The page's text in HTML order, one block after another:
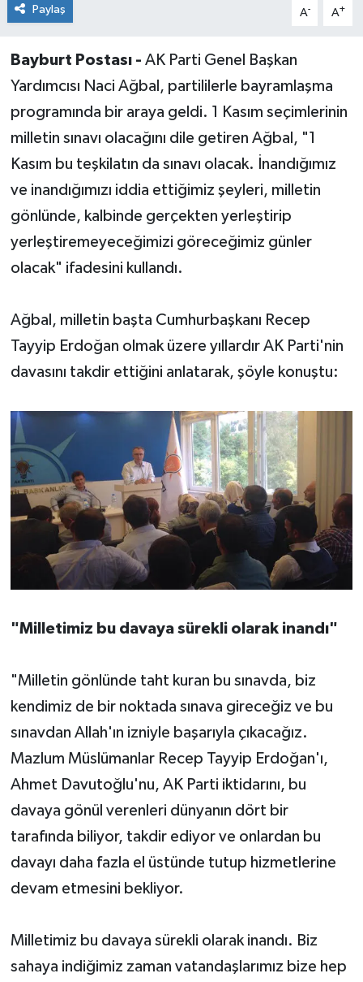
Paylaş A- A+
Bayburt Postası - AK Parti Genel Başkan
Yardımcısı Naci Ağbal, partililerle bayramlaşma
programında bir araya geldi. 1 Kasım seçimlerinin
milletin sınavı olacağını dile getiren Ağbal, "1
Kasım bu teşkilatın da sınavı olacak. İnandığımız
ve inandığımızı iddia ettiğimiz şeyleri, milletin
gönlünde, kalbinde gerçekten yerleştirip
yerleştiremeyeceğimizi göreceğimiz günler
olacak" ifadesini kullandı.
Ağbal, milletin başta Cumhurbaşkanı Recep
Tayyip Erdoğan olmak üzere yıllardır AK Parti'nin
davasını takdir ettiğini anlatarak, şöyle konuştu:
"Milletimiz bu davaya sürekli olarak inandı"
"Milletin gönlünde taht kuran bu sınavda, biz
kendimiz de bir noktada sınava gireceğiz ve bu
sınavdan Allah'ın izniyle başarıyla çıkacağız.
Mazlum Müslümanlar Recep Tayyip Erdoğan'ı,
Ahmet Davutoğlu'nu, AK Parti iktidarını, bu
davaya gönül verenleri dünyanın dört bir
tarafında biliyor, takdir ediyor ve onlardan bu
davayı daha fazla el üstünde tutup hizmetlerine
devam etmesini bekliyor.
Milletimiz bu davaya sürekli olarak inandı. Biz
sahaya indiğimiz zaman vatandaşlarımız bize hep